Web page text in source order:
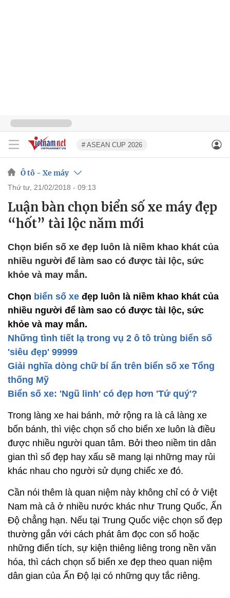
# ASEAN CUP 2026
Ô tô - Xe máy
thứ tư, 21/02/2018 - 09:13
Luận bàn chọn biển số xe máy đẹp
“hốt” tài lộc năm mới
Chọn biển số xe đẹp luôn là niềm khao khát của
nhiều người để làm sao có được tài lộc, sức
khỏe và may mắn.
Chọn biển số xe đẹp luôn là niềm khao khát của
nhiều người để làm sao có được tài lộc, sức
khỏe và may mắn.
Những tình tiết lạ trong vụ 2 ô tô trùng biển số
'siêu đẹp' 99999
Giải nghĩa dòng chữ bí ẩn trên biển số xe Tổng
thống Mỹ
Biển số xe: 'Ngũ linh' có đẹp hơn 'Tứ quý'?
Trong làng xe hai bánh, mở rộng ra là cả làng xe
bốn bánh, thì việc chọn số cho biển xe luôn là điều
được nhiều người quan tâm. Bởi theo niềm tin dân
gian thì số đẹp hay xấu sẽ mang lại những may rủi
khác nhau cho người sử dụng chiếc xe đó.
Cần nói thêm là quan niệm này không chỉ có ở Việt
Nam mà cả ở nhiều nước khác như Trung Quốc, Ấn
Độ chẳng hạn. Nếu tại Trung Quốc việc chọn số đẹp
thường gắn với cách phát âm đọc con số hoặc
những điển tích, sự kiện thiêng liêng trong nền văn
hóa, thì cách chọn số biển xe đẹp theo quan niệm
dân gian của Ấn Độ lại có những quy tắc riêng.